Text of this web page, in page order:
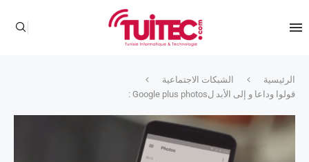
الرئيسية
الشبكات الاجتماعية
قولوا وداعا و إلى الأبد لGoogle plus photos :